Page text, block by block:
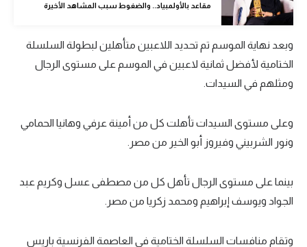
تقرير في الجول
حكايات في الجول
كويز في الجول
فيديو في الجول
مقاعد بالأولمبياد.. والضغوط سبب المشاهد الأخيرة
وبعد نهاية الموسم تم تحديد اللاعبين متأهلين لبطولة السلسلة
الختامية لأفضل ثمانية لاعبين في الموسم على مستوى الرجال
ومثلهم في السيدات.
وعلى مستوى السيدات تأهلت كل من أمينة عرفي وهانيا الحمامي
ونور الشربيني وفيروز أبو الخير من مصر.
بينما على مستوى الرجال تأهل كل من مصطفى عسل وكريم عبد
الجواد ويوسف إبراهيم ومحمد زكريا من مصر.
وتقام منافسات السلسلة الختامية في العاصمة الفرنسية باريس